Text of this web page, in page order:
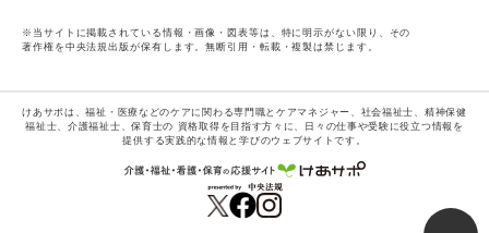
※当サイトに掲載されている情報・画像・図表等は、特に明示がない限り、その
著作権を中央法規出版が保有します。無断引用・転載・複製は禁じます。
けあサポは、福祉・医療などのケアに関わる専門職とケアマネジャー、社会福祉士、精神保健
福祉士、介護福祉士、保育士の 資格取得を目指す方々に、日々の仕事や受験に役立つ情報を
提供する実践的な情報と学びのウェブサイトです。